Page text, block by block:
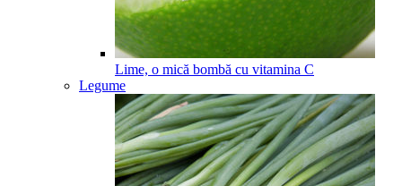
Lime, o mică bombă cu vitamina C
Legume